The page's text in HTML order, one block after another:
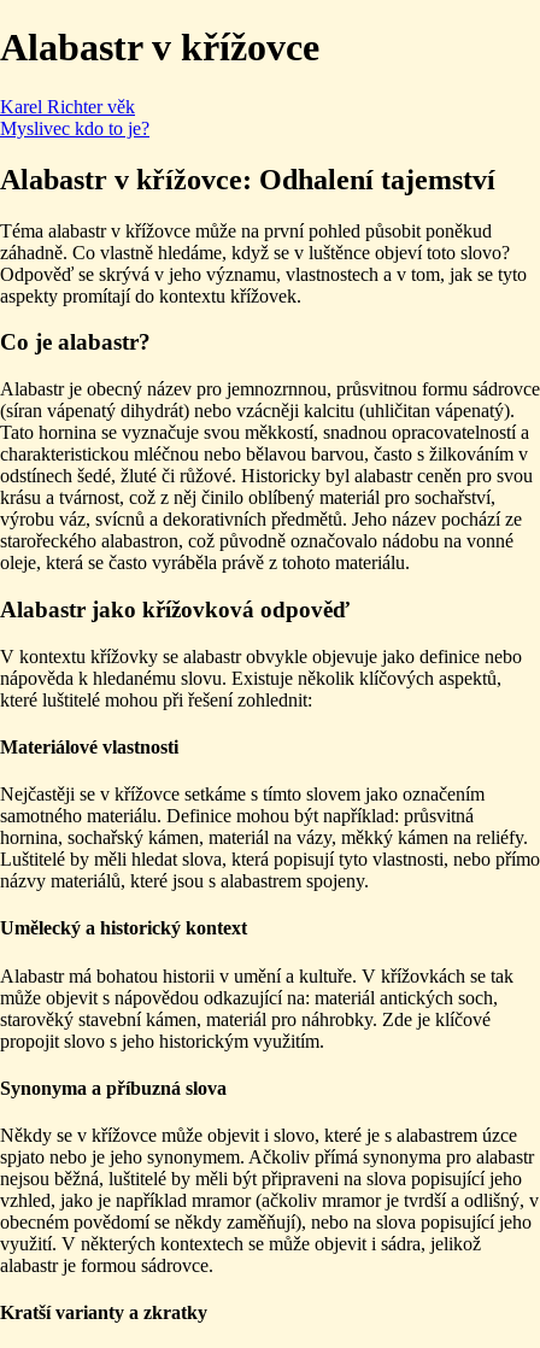
Alabastr v křížovce
Karel Richter věk
Myslivec kdo to je?
Alabastr v křížovce: Odhalení tajemství
Téma alabastr v křížovce může na první pohled působit poněkud
záhadně. Co vlastně hledáme, když se v luštěnce objeví toto slovo?
Odpověď se skrývá v jeho významu, vlastnostech a v tom, jak se tyto
aspekty promítají do kontextu křížovek.
Co je alabastr?
Alabastr je obecný název pro jemnozrnnou, průsvitnou formu sádrovce
(síran vápenatý dihydrát) nebo vzácněji kalcitu (uhličitan vápenatý).
Tato hornina se vyznačuje svou měkkostí, snadnou opracovatelností a
charakteristickou mléčnou nebo bělavou barvou, často s žilkováním v
odstínech šedé, žluté či růžové. Historicky byl alabastr ceněn pro svou
krásu a tvárnost, což z něj činilo oblíbený materiál pro sochařství,
výrobu váz, svícnů a dekorativních předmětů. Jeho název pochází ze
starořeckého alabastron, což původně označovalo nádobu na vonné
oleje, která se často vyráběla právě z tohoto materiálu.
Alabastr jako křížovková odpověď
V kontextu křížovky se alabastr obvykle objevuje jako definice nebo
nápověda k hledanému slovu. Existuje několik klíčových aspektů,
které luštitelé mohou při řešení zohlednit:
Materiálové vlastnosti
Nejčastěji se v křížovce setkáme s tímto slovem jako označením
samotného materiálu. Definice mohou být například: průsvitná
hornina, sochařský kámen, materiál na vázy, měkký kámen na reliéfy.
Luštitelé by měli hledat slova, která popisují tyto vlastnosti, nebo přímo
názvy materiálů, které jsou s alabastrem spojeny.
Umělecký a historický kontext
Alabastr má bohatou historii v umění a kultuře. V křížovkách se tak
může objevit s nápovědou odkazující na: materiál antických soch,
starověký stavební kámen, materiál pro náhrobky. Zde je klíčové
propojit slovo s jeho historickým využitím.
Synonyma a příbuzná slova
Někdy se v křížovce může objevit i slovo, které je s alabastrem úzce
spjato nebo je jeho synonymem. Ačkoliv přímá synonyma pro alabastr
nejsou běžná, luštitelé by měli být připraveni na slova popisující jeho
vzhled, jako je například mramor (ačkoliv mramor je tvrdší a odlišný, v
obecném povědomí se někdy zaměňují), nebo na slova popisující jeho
využití. V některých kontextech se může objevit i sádra, jelikož
alabastr je formou sádrovce.
Kratší varianty a zkratky